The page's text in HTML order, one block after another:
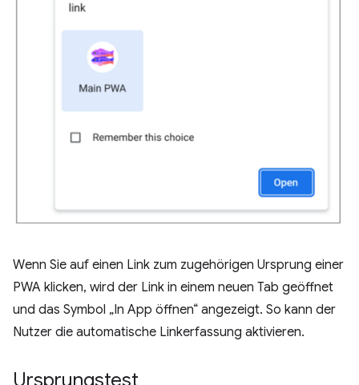
Wenn Sie auf einen Link zum zugehörigen Ursprung einer
PWA klicken, wird der Link in einem neuen Tab geöffnet
und das Symbol „In App öffnen“ angezeigt. So kann der
Nutzer die automatische Linkerfassung aktivieren.
Ursprungstest